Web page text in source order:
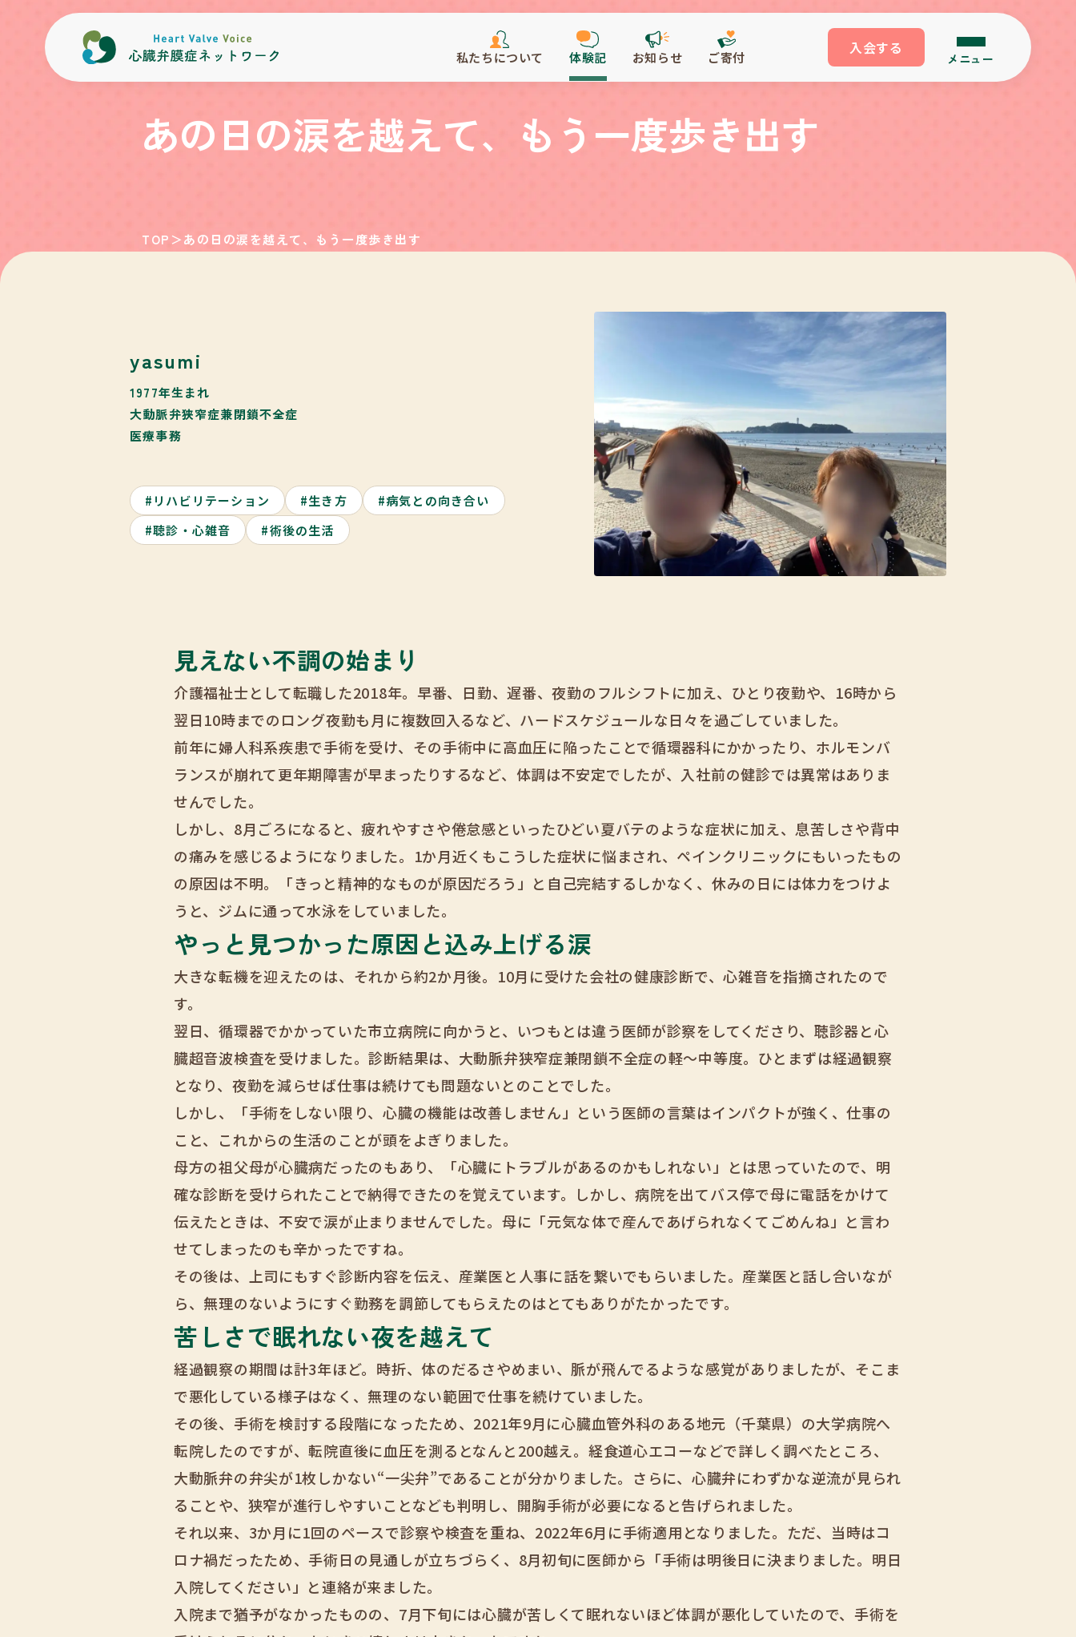
内容をスキップ
私たちについて 体験記 お知らせ ご寄付 入会する
メニュー
あの日の涙を越えて、もう一度歩き出す
TOP ＞あの日の涙を越えて、もう一度歩き出す
yasumi
1977年生まれ
大動脈弁狭窄症兼閉鎖不全症
医療事務
#リハビリテーション #生き方
#病気との向き合い
#聴診・心雑音
#術後の生活
見えない不調の始まり
介護福祉士として転職した2018年。早番、日勤、遅番、夜勤のフルシフトに加え、ひとり夜勤や、16時から
翌日10時までのロング夜勤も月に複数回入るなど、ハードスケジュールな日々を過ごしていました。
前年に婦人科系疾患で手術を受け、その手術中に高血圧に陥ったことで循環器科にかかったり、ホルモンバ
ランスが崩れて更年期障害が早まったりするなど、体調は不安定でしたが、入社前の健診では異常はありま
せんでした。
しかし、8月ごろになると、疲れやすさや倦怠感といったひどい夏バテのような症状に加え、息苦しさや背中
の痛みを感じるようになりました。1か月近くもこうした症状に悩まされ、ペインクリニックにもいったもの
の原因は不明。「きっと精神的なものが原因だろう」と自己完結するしかなく、休みの日には体力をつけよ
うと、ジムに通って水泳をしていました。
やっと見つかった原因と込み上げる涙
大きな転機を迎えたのは、それから約2か月後。10月に受けた会社の健康診断で、心雑音を指摘されたので
す。
翌日、循環器でかかっていた市立病院に向かうと、いつもとは違う医師が診察をしてくださり、聴診器と心
臓超音波検査を受けました。診断結果は、大動脈弁狭窄症兼閉鎖不全症の軽〜中等度。ひとまずは経過観察
となり、夜勤を減らせば仕事は続けても問題ないとのことでした。
しかし、「手術をしない限り、心臓の機能は改善しません」という医師の言葉はインパクトが強く、仕事の
こと、これからの生活のことが頭をよぎりました。
母方の祖父母が心臓病だったのもあり、「心臓にトラブルがあるのかもしれない」とは思っていたので、明
確な診断を受けられたことで納得できたのを覚えています。しかし、病院を出てバス停で母に電話をかけて
伝えたときは、不安で涙が止まりませんでした。母に「元気な体で産んであげられなくてごめんね」と言わ
せてしまったのも辛かったですね。
その後は、上司にもすぐ診断内容を伝え、産業医と人事に話を繋いでもらいました。産業医と話し合いなが
ら、無理のないようにすぐ勤務を調節してもらえたのはとてもありがたかったです。
苦しさで眠れない夜を越えて
経過観察の期間は計3年ほど。時折、体のだるさやめまい、脈が飛んでるような感覚がありましたが、そこま
で悪化している様子はなく、無理のない範囲で仕事を続けていました。
その後、手術を検討する段階になったため、2021年9月に心臓血管外科のある地元（千葉県）の大学病院へ
転院したのですが、転院直後に血圧を測るとなんと200越え。経食道心エコーなどで詳しく調べたところ、
大動脈弁の弁尖が1枚しかない“一尖弁”であることが分かりました。さらに、心臓弁にわずかな逆流が見られ
ることや、狭窄が進行しやすいことなども判明し、開胸手術が必要になると告げられました。
それ以来、3か月に1回のペースで診察や検査を重ね、2022年6月に手術適用となりました。ただ、当時はコ
ロナ禍だったため、手術日の見通しが立ちづらく、8月初旬に医師から「手術は明後日に決まりました。明日
入院してください」と連絡が来ました。
入院まで猶予がなかったものの、7月下旬には心臓が苦しくて眠れないほど体調が悪化していたので、手術を